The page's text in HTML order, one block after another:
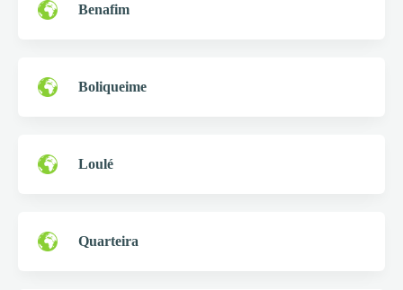
Benafim
Boliqueime
Loulé
Quarteira